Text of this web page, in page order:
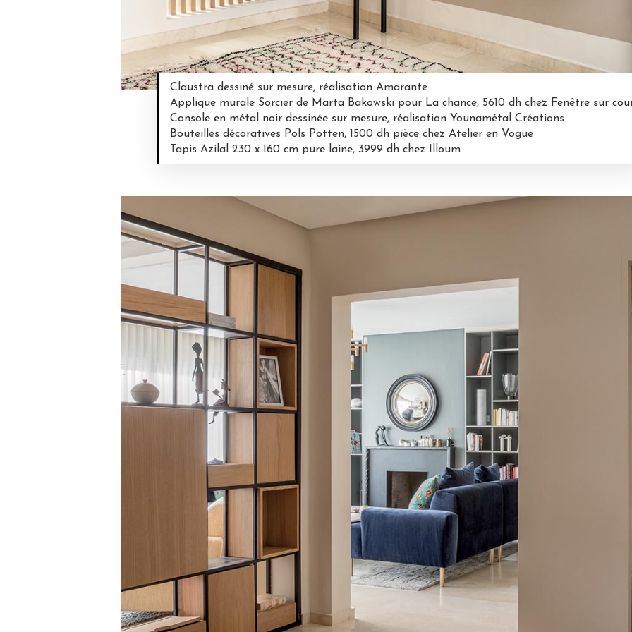
Claustra dessiné sur mesure, réalisation Amarante
Applique murale Sorcier de Marta Bakowski pour La chance, 5610 dh chez Fenêtre sur
Console en métal noir dessinée sur mesure, réalisation Younamétal Créations
Bouteilles décoratives Pols Potten, 1500 dh pièce chez Atelier en Vogue
Tapis Azilal 230 x 160 cm pure laine, 3999 dh chez Illoum